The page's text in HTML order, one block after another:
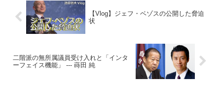
【Vlog】ジェフ・ベゾスの公開した脅迫
状
二階派の無所属議員受け入れと「インタ
ーフェイス機能」 --- 蒔田 純